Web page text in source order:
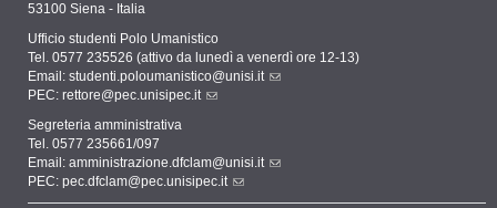
53100 Siena - Italia
Ufficio studenti Polo Umanistico
Tel. 0577 235526 (attivo da lunedì a venerdì ore 12-13)
Email: studenti.poloumanistico@unisi.it
PEC: rettore@pec.unisipec.it
Segreteria amministrativa
Tel. 0577 235661/097
Email: amministrazione.dfclam@unisi.it
PEC: pec.dfclam@pec.unisipec.it